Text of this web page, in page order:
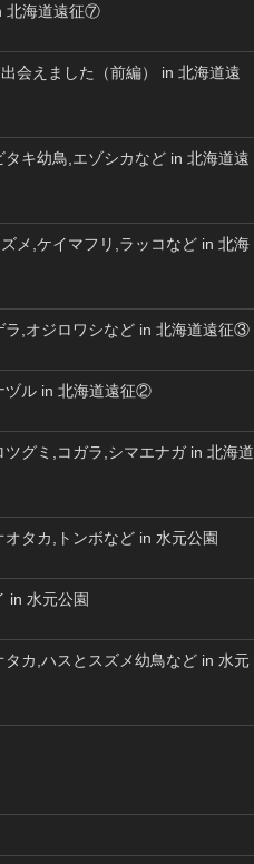
北海道遠征⑦
会えました（前編） in 北海道遠
タキ幼鳥,エゾシカなど in 北海道遠
メ,ケイマフリ,ラッコなど in 北海
ラ,オジロワシなど in 北海道遠征③
ヅル in 北海道遠征②
ツグミ,コガラ,シマエナガ in 北海道
タカ,トンボなど in 水元公園
in 水元公園
タカ,ハスとスズメ幼鳥など in 水元